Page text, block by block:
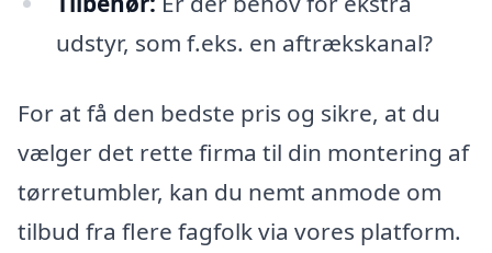
udstyr, som f.eks. en aftrækskanal?
For at få den bedste pris og sikre, at du
vælger det rette firma til din montering af
tørretumbler, kan du nemt anmode om
tilbud fra flere fagfolk via vores platform.